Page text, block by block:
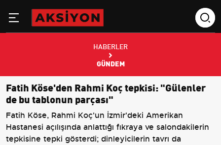
HABERLER
GÜNDEM
Fatih Köse'den Rahmi Koç tepkisi: "Gülenler
de bu tablonun parçası"
Fatih Köse, Rahmi Koç'un İzmir'deki Amerikan
Hastanesi açılışında anlattığı fıkraya ve salondakilerin
tepkisine tepki gösterdi; dinleyicilerin tavrı da